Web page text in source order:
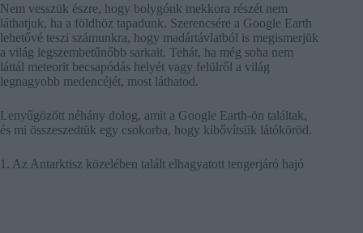
Nem vesszük észre, hogy bolygónk mekkora részét nem
láthatjuk, ha a földhöz tapadunk. Szerencsére a Google Earth
lehetővé teszi számunkra, hogy madártávlatból is megismerjük
a világ legszembetűnőbb sarkait. Tehát, ha még soha nem
láttál meteorit becsapódás helyét vagy felülről a világ
legnagyobb medencéjét, most láthatod.
Lenyűgözött néhány dolog, amit a Google Earth-ön találtak,
és mi összeszedtük egy csokorba, hogy kibővítsük látóköröd.
1. Az Antarktisz közelében talált elhagyatott tengerjáró hajó